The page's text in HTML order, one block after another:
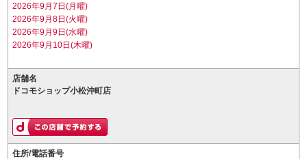
2026年9月7日(月曜)
2026年9月8日(火曜)
2026年9月9日(水曜)
2026年9月10日(木曜)
店舗名
ドコモショップ小松沖町店
住所/電話番号